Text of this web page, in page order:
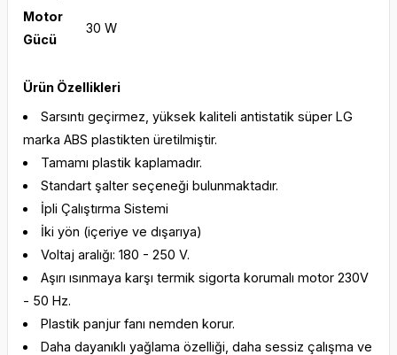
Motor
Gücü
30 W
Ürün Özellikleri
Sarsıntı geçirmez, yüksek kaliteli antistatik süper LG
marka ABS plastikten üretilmiştir.
Tamamı plastik kaplamadır.
Standart şalter seçeneği bulunmaktadır.
İpli Çalıştırma Sistemi
İki yön (içeriye ve dışarıya)
Voltaj aralığı: 180 - 250 V.
Aşırı ısınmaya karşı termik sigorta korumalı motor 230V
- 50 Hz.
Plastik panjur fanı nemden korur.
Daha dayanıklı yağlama özelliği, daha sessiz çalışma ve